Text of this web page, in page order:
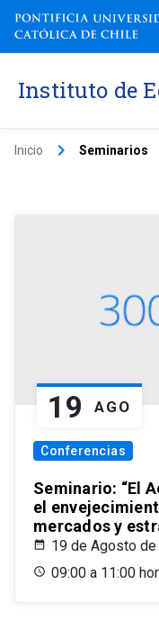
Instituto de
Inicio keyboard_arrow_right Seminarios
19 AGO
Conferencias
Seminario: “El
el
mercados y
19 de Agosto
09:00 a 11:00